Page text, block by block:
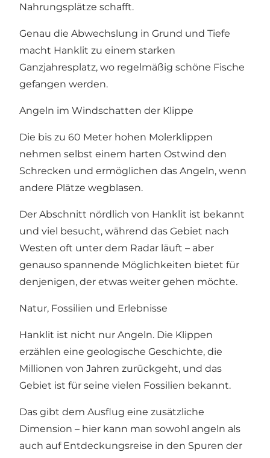
Nahrungsplätze schafft.
Genau die Abwechslung in Grund und Tiefe
macht Hanklit zu einem starken
Ganzjahresplatz, wo regelmäßig schöne Fische
gefangen werden.
Angeln im Windschatten der Klippe
Die bis zu 60 Meter hohen Molerklippen
nehmen selbst einem harten Ostwind den
Schrecken und ermöglichen das Angeln, wenn
andere Plätze wegblasen.
Der Abschnitt nördlich von Hanklit ist bekannt
und viel besucht, während das Gebiet nach
Westen oft unter dem Radar läuft – aber
genauso spannende Möglichkeiten bietet für
denjenigen, der etwas weiter gehen möchte.
Natur, Fossilien und Erlebnisse
Hanklit ist nicht nur Angeln. Die Klippen
erzählen eine geologische Geschichte, die
Millionen von Jahren zurückgeht, und das
Gebiet ist für seine vielen Fossilien bekannt.
Das gibt dem Ausflug eine zusätzliche
Dimension – hier kann man sowohl angeln als
auch auf Entdeckungsreise in den Spuren der